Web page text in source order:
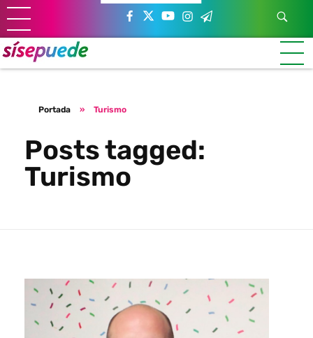
Sí se puede Canarias
Únete al movimiento ecosocialista
Portada » Turismo
Posts tagged:
Turismo